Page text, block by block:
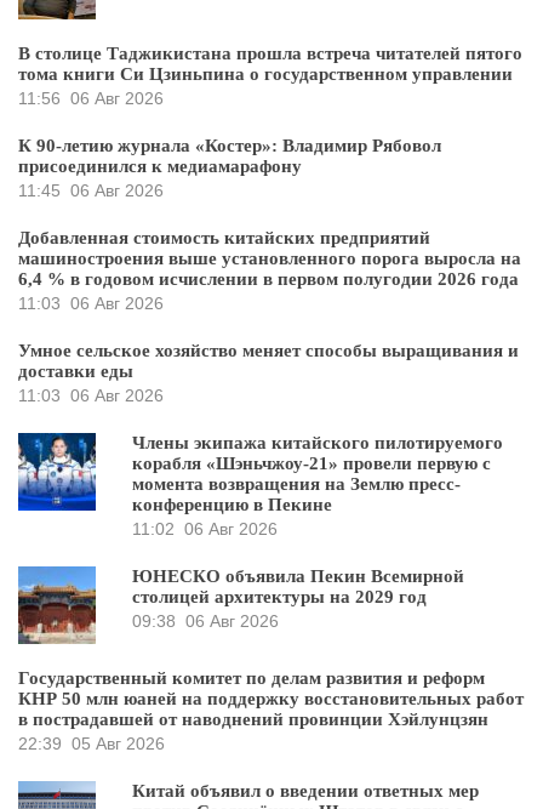
В столице Таджикистана прошла встреча читателей пятого
тома книги Си Цзиньпина о государственном управлении
11:56 06 Авг 2026
К 90-летию журнала «Костер»: Владимир Рябовол
присоединился к медиамарафону
11:45 06 Авг 2026
Добавленная стоимость китайских предприятий
машиностроения выше установленного порога выросла на
6,4 % в годовом исчислении в первом полугодии 2026 года
11:03 06 Авг 2026
Умное сельское хозяйство меняет способы выращивания и
доставки еды
11:03 06 Авг 2026
Члены экипажа китайского пилотируемого
корабля «Шэньчжоу-21» провели первую с
момента возвращения на Землю пресс-
конференцию в Пекине
11:02 06 Авг 2026
ЮНЕСКО объявила Пекин Всемирной
столицей архитектуры на 2029 год
09:38 06 Авг 2026
Государственный комитет по делам развития и реформ
КНР 50 млн юаней на поддержку восстановительных работ
в пострадавшей от наводнений провинции Хэйлунцзян
22:39 05 Авг 2026
Китай объявил о введении ответных мер